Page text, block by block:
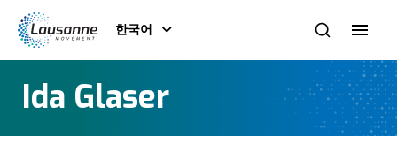
한국어
Ida Glaser